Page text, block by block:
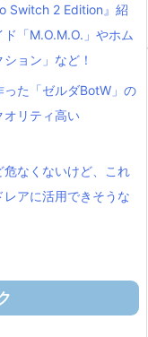
Switch 2 Edition』紹
「M.O.M.O.」やホム
ョン」など！
た「ゼルダBotW」の
オリティ高い
危なくないけど、これ
アに活用できそうな